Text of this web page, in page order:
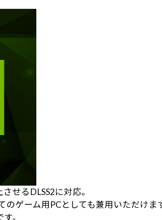
せるDLSS2に対応。
ゲーム用PCとしても兼用いただけま
。